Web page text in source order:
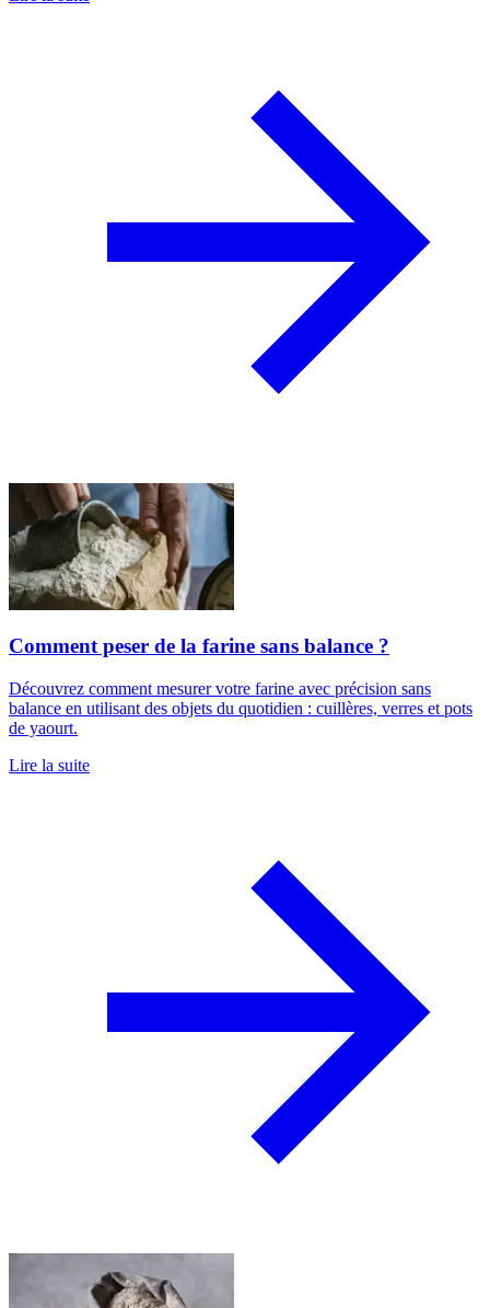
Comment peser de la farine sans balance ?
Découvrez comment mesurer votre farine avec précision sans
balance en utilisant des objets du quotidien : cuillères, verres et pots
de yaourt.
Lire la suite